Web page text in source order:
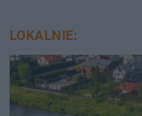
LOKALNIE: